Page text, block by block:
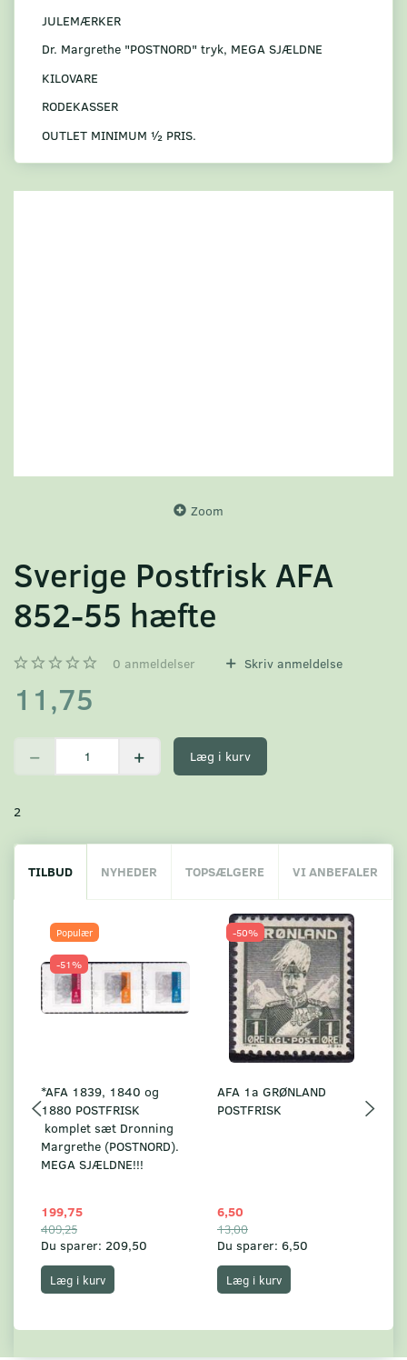
JULEMÆRKER
Dr. Margrethe "POSTNORD" tryk, MEGA SJÆLDNE
KILOVARE
RODEKASSER
OUTLET MINIMUM ½ PRIS.
Zoom
Sverige Postfrisk AFA
852-55 hæfte
0 anmeldelser Skriv anmeldelse
11,75
Læg i kurv
2
TILBUD NYHEDER TOPSÆLGERE VI ANBEFALER
Populær
-51%
*AFA 1839, 1840 og
1880 POSTFRISK
komplet sæt Dronning
Margrethe (POSTNORD).
MEGA SJÆLDNE!!!
199,75
409,25
Du sparer: 209,50
Læg i kurv
-50%
AFA 1a GRØNLAND
POSTFRISK
6,50
13,00
Du sparer: 6,50
Læg i kurv